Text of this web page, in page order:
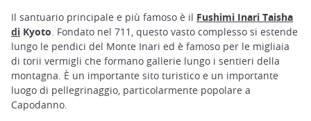
Il santuario principale e più famoso è il Fushimi Inari Taisha
di Kyoto . Fondato nel 711, questo vasto complesso si estende
lungo le pendici del Monte Inari ed è famoso per le migliaia
di torii vermigli che formano gallerie lungo i sentieri della
montagna. È un importante sito turistico e un importante
luogo di pellegrinaggio, particolarmente popolare a
Capodanno.